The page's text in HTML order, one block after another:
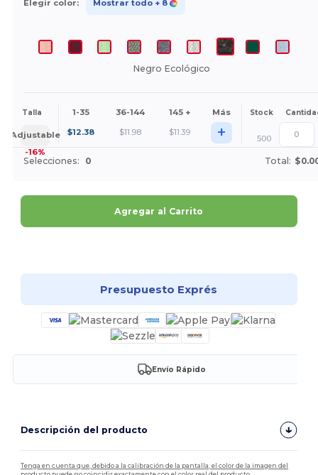
Elegir color: Mostrar todo + 8
Negro Ecológico
Talla 1-35 36-144 145 + Más Stock
Adjustable
-16%
$12.38 $11.98 $11.39 + 500
Selecciones: 0 Total:
Agregar al Carrito
Presupuesto Exprés
Envío Rápido
Descripción del producto
Tenga en cuenta que, debido a la calibración de la pantalla, el color de la imagen del